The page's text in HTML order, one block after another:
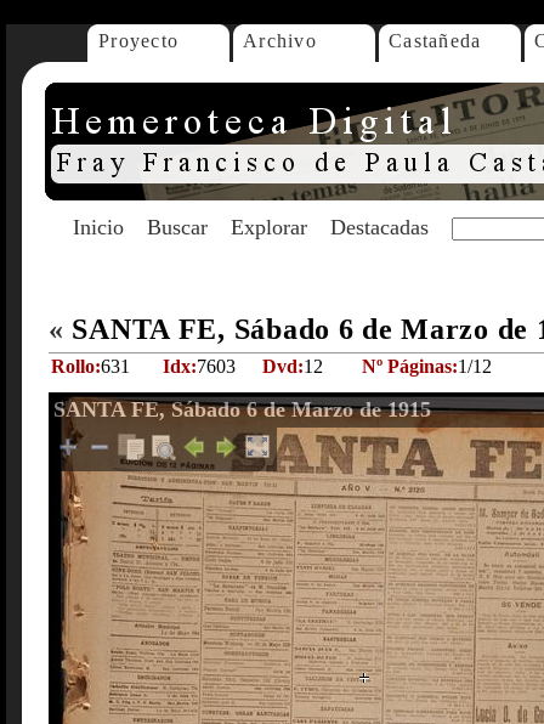
Proyecto Archivo Castañeda
Inicio Buscar Explorar Destacadas
« SANTA FE, Sábado 6 de Marzo de
Rollo:631 Idx:7603 Dvd:12 Nº Páginas:1/12
SANTA FE, Sábado 6 de Marzo de 1915